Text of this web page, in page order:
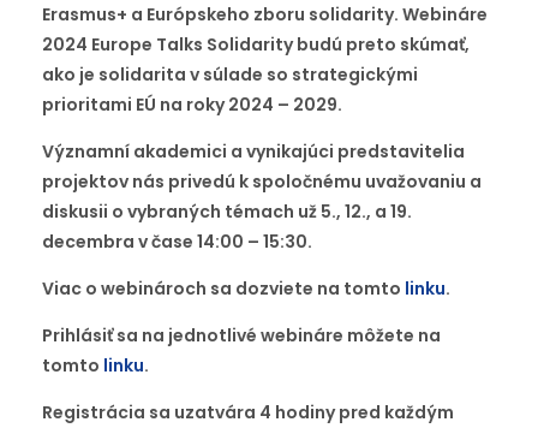
Erasmus+ a Európskeho zboru solidarity. Webináre
2024 Europe Talks Solidarity budú preto skúmať,
ako je solidarita v súlade so strategickými
prioritami EÚ na roky 2024 – 2029.
Významní akademici a vynikajúci predstavitelia
projektov nás privedú k spoločnému uvažovaniu a
diskusii o vybraných témach už 5., 12., a 19.
decembra v čase 14:00 – 15:30.
Viac o webinároch sa dozviete na tomto linku.
Prihlásiť sa na jednotlivé webináre môžete na
tomto linku.
Registrácia sa uzatvára 4 hodiny pred každým